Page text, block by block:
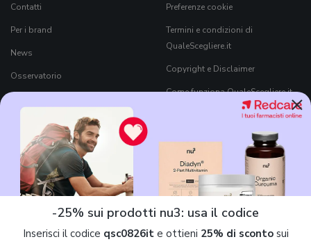
×
-25% sui prodotti nu3: usa il codice
Inserisci il codice qsc0826ite ottieni 25% di scontosui
Contatti
Per i brand
News
Osservatorio
Black Friday 2026
Preferenze cookie
Termini e condizioni di
QualeScegliere.it
Copyright e Disclaimer
Come funziona QualeScegliere.it
7Pixel S.r.l.è parte diMavriq, il nome commerciale che contraddistingue